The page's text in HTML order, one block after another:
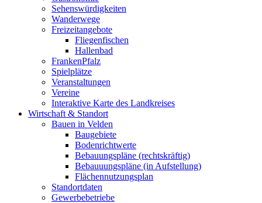
Sehenswürdigkeiten
Wanderwege
Freizeitangebote
Fliegenfischen
Hallenbad
FrankenPfalz
Spielplätze
Veranstaltungen
Vereine
Interaktive Karte des Landkreises
Wirtschaft & Standort
Bauen in Velden
Baugebiete
Bodenrichtwerte
Bebauungspläne (rechtskräftig)
Bebauuungspläne (in Aufstellung)
Flächennutzungsplan
Standortdaten
Gewerbebetriebe